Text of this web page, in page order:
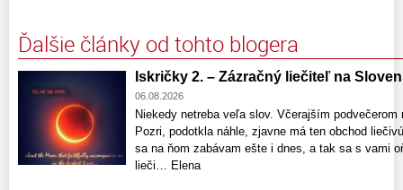
Ďalšie články od tohto blogera
Iskričky 2. – Zázračný liečiteľ na
06.08.2026
Niekedy netreba veľa slov. Včerajším
Pozri, podotkla náhle, zjavne má ten obchod
sa na ňom zabávam ešte i dnes, a tak sa s vami
lieči… Elena